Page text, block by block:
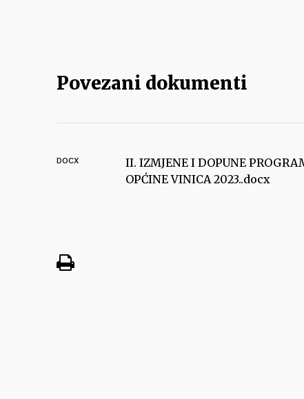
Povezani dokumenti
DOCX
II. IZMJENE I DOPUNE
OPĆINE VINICA 2023..docx